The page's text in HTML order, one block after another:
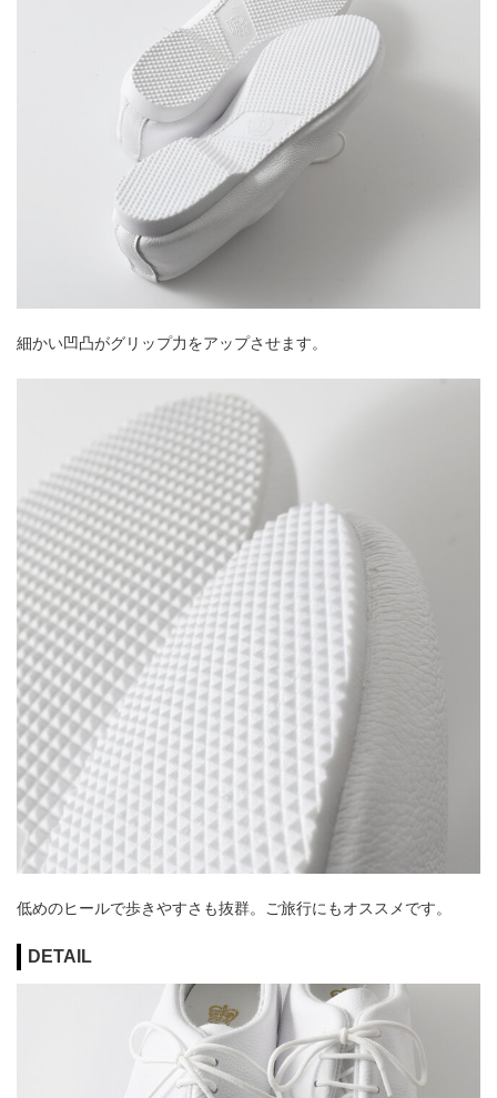
細かい凹凸がグリップ力をアップさせます。
低めのヒールで歩きやすさも抜群。ご旅行にもオススメです。
DETAIL